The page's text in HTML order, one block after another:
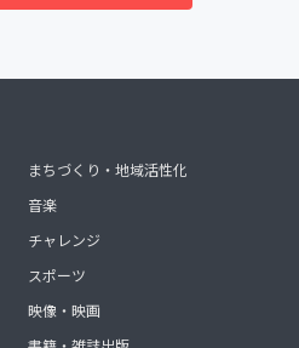
まちづくり・地域活性化
音楽
チャレンジ
スポーツ
映像・映画